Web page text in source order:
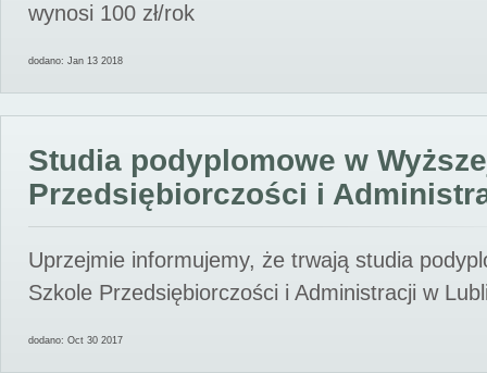
wynosi 100 zł/rok
dodano: Jan 13 2018
Studia podyplomowe w
Przedsiębiorczości i
Uprzejmie informujemy, że trwają studia
Szkole Przedsiębiorczości i Administracji w
dodano: Oct 30 2017